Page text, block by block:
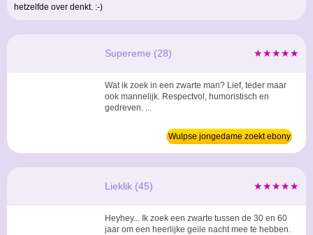
hetzelfde over denkt. :-)
★★★★★
Supereme (28)
Wat ik zoek in een zwarte man? Lief, teder maar
ook mannelijk. Respectvol, humoristisch en
gedreven. ...
Wulpse jongedame zoekt ebony
man
★★★★★
Lieklik (45)
Heyhey... Ik zoek een zwarte tussen de 30 en 60
jaar om een heerlijke geile nacht mee te hebben.